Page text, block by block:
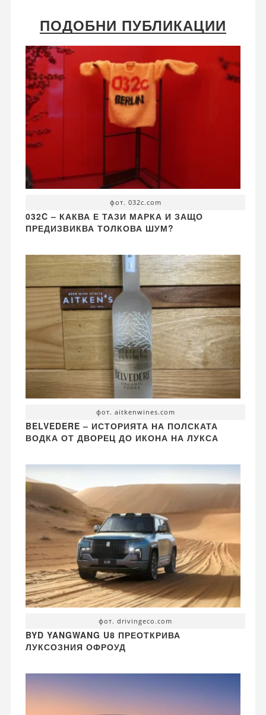
ПОДОБНИ ПУБЛИКАЦИИ
фот. 032c.com
032C – КАКВА Е ТАЗИ МАРКА И ЗАЩО
ПРЕДИЗВИКВА ТОЛКОВА ШУМ?
фот. aitkenwines.com
BELVEDERE – ИСТОРИЯТА НА ПОЛСКАТА
ВОДКА ОТ ДВОРЕЦ ДО ИКОНА НА ЛУКСА
фот. drivingeco.com
BYD YANGWANG U8 ПРЕОТКРИВА
ЛУКСОЗНИЯ ОФРОУД